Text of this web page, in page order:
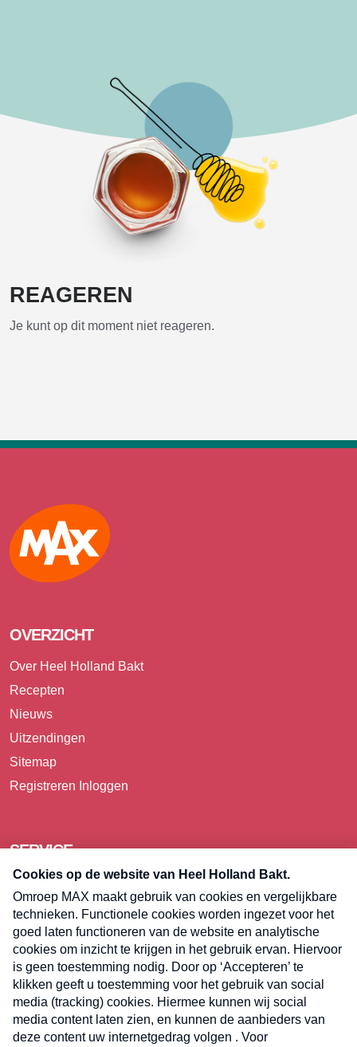
REAGEREN
Je kunt op dit moment niet reageren.
Max
OVERZICHT
Over Heel Holland Bakt
Recepten
Nieuws
Uitzendingen
Sitemap
Registreren Inloggen
SERVICE
Over Omroep MAX
Pers
Contact
Algemene voorwaarden
Privacyverklaring
Cookieverklaring
Kwetsbaarheid melden